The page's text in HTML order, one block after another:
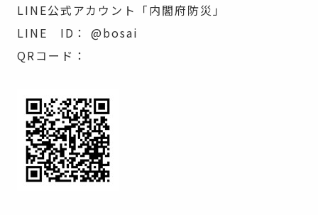
LINE公式アカウント「内閣府防災」
LINE ID： @bosai
QRコード：